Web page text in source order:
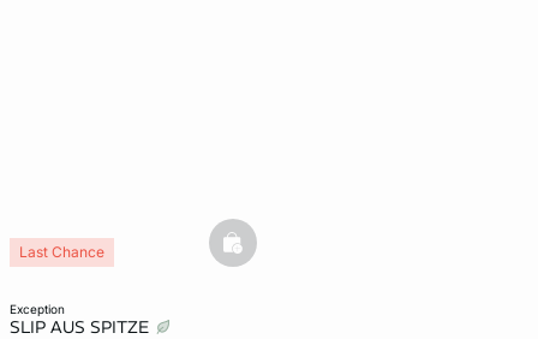
exception
SLIP AUS SPITZE
Last Chance basketfull